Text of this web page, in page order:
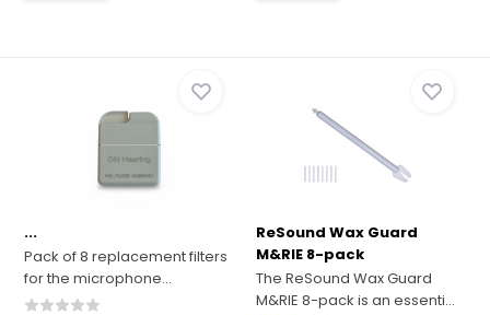
...
Pack of 8 replacement filters
for the microphone...
ReSound Wax Guard
M&RIE 8-pack
The ReSound Wax Guard
M&RIE 8-pack is an essenti...